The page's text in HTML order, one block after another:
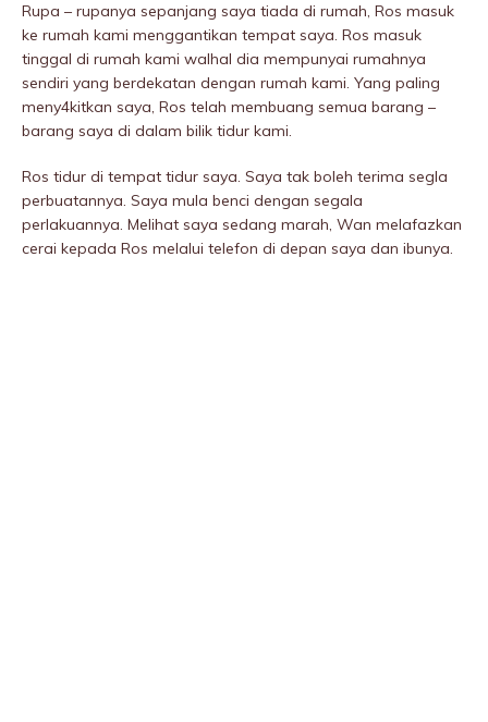
Rupa – rupanya sepanjang saya tiada di rumah, Ros masuk
ke rumah kami menggantikan tempat saya. Ros masuk
tinggal di rumah kami walhal dia mempunyai rumahnya
sendiri yang berdekatan dengan rumah kami. Yang paling
meny4kitkan saya, Ros telah membuang semua barang –
barang saya di dalam bilik tidur kami.
Ros tidur di tempat tidur saya. Saya tak boleh terima segla
perbuatannya. Saya mula benci dengan segala
perlakuannya. Melihat saya sedang marah, Wan melafazkan
cerai kepada Ros melalui telefon di depan saya dan ibunya.